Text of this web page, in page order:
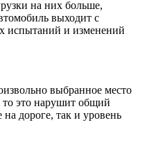
на них больше,
выходит с
испытаний и изменений
выбранное место
то это нарушит общий
дороге, так и уровень